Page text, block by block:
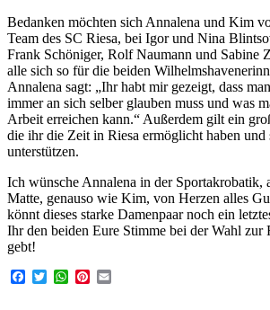
Bedanken möchten sich Annalena und Kim
Team des SC Riesa, bei Igor und Nina
Frank Schöniger, Rolf Naumann und Sabine
alle sich so für die beiden
Annalena sagt: „Ihr habt mir gezeigt, dass
immer an sich selber glauben muss und was
Arbeit erreichen kann.“ Außerdem gilt ein
die ihr die Zeit in Riesa ermöglicht haben und
unterstützen.
Ich wünsche Annalena in der Sportakrobatik,
Matte, genauso wie Kim, von Herzen alles
könnt dieses starke Damenpaar noch ein
Ihr den beiden Eure Stimme bei der Wahl zur
gebt!
Facebook
TwitterWhatsApp
Pinterest